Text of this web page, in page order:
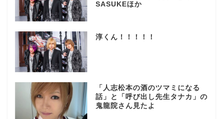
SASUKEほか
淳くん！！！！！
「人志松本の酒のツマミになる
話」と「呼び出し先生タナカ」の
鬼龍院さん見たよ